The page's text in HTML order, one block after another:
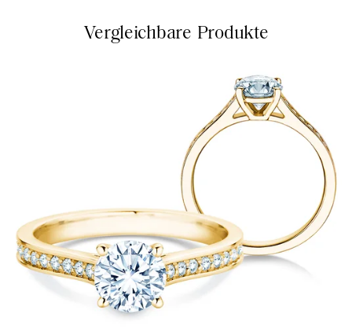
Vergleichbare Produkte